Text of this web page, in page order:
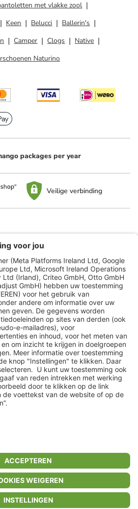
met vlakke zool
Keen Belucci
Ballerin's
Camper Clogs
Native
Naturino
packages per year
Veilige verbinding
limango.pl
belasting en exclusief verzendkosten
bestelwaarde van €15.